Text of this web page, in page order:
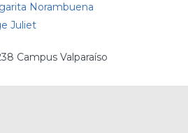
Norambuena
Juliet
Campus Valparaíso